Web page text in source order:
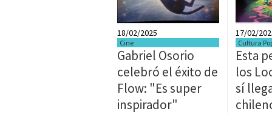
18/02/2025
Cine
Gabriel Osorio
celebró el éxito de
Flow: "Es super
inspirador"
17/02/
Cultura
Esta
los
sí